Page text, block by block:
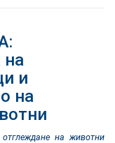
и
на
отглеждане на животни